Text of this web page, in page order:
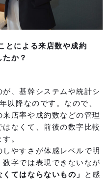
とによる来店数や成約
か？
、基幹システムや統計シ
以降なのです。なので、
店率や成約数などの管理
なくて、前後の数字比較
。
やすさが体感レベルで明
字では表現できないなが
てはならないもの」 と感